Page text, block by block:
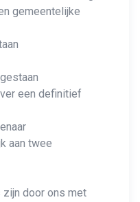
gemeentelijke
een definitief
aan twee
zijn door ons met